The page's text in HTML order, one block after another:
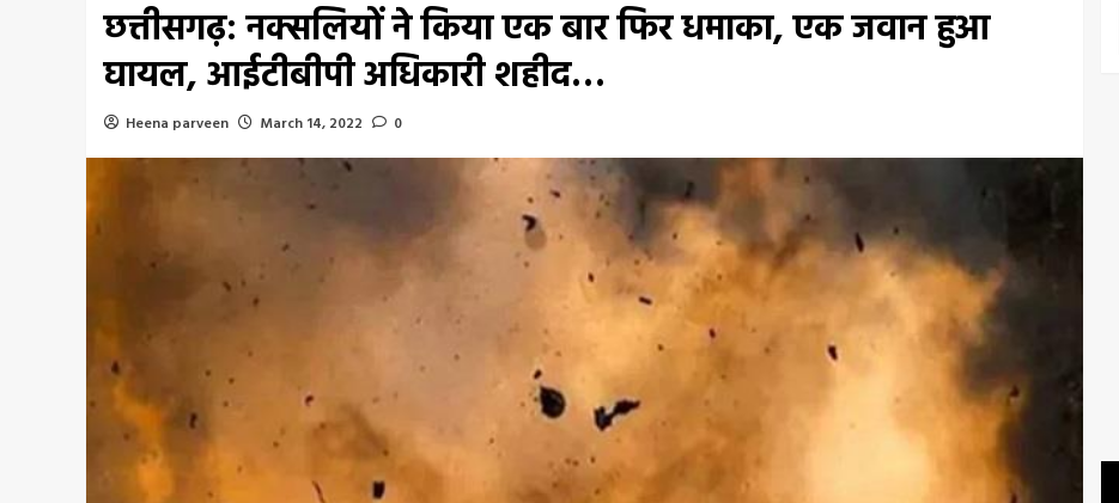
छत्तीसगढ़: नक्सलियों ने किया एक बार फिर धमाका, एक जवान हुआ
घायल, आईटीबीपी अधिकारी शहीद…
Heena parveen March 14, 2022 0